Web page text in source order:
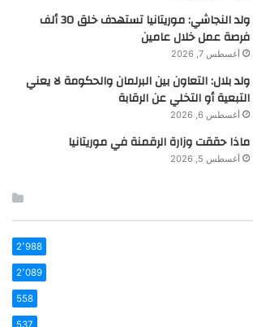
ولد النجاشي: موريتانيا تستهدف خلق 30 ألف
فرصة عمل خلال عامين
أغسطس 7, 2026
ولد بلال: التعاون بين البرلمان والحكومة لا يعني
التبعية أو التخلي عن الرقابة
أغسطس 6, 2026
ماذا حققت وزارة الرقمنة في موريتانيا
أغسطس 5, 2026
2٬988
2٬089
558